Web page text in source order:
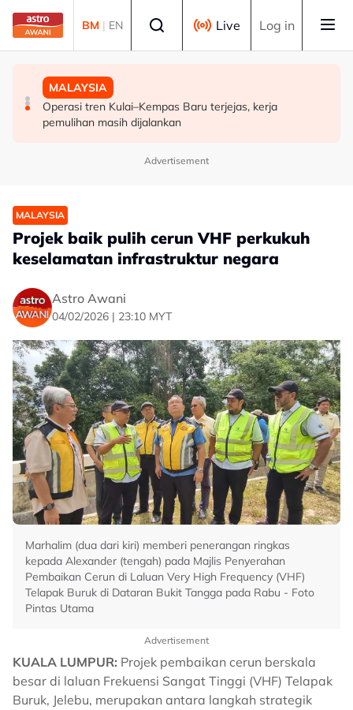
Skip to main content
BM | EN Live Log in
MALAYSIA
FMBA sambut baik arahan PM percepat kelulusan
pekerja asing sektor restoran
POLITIK
'Siapa akan pergi, siapa diperintah pergi? Tunggu dan
lihat'- Zahid
MALAYSIA
Operasi tren Kulai–Kempas Baru terjejas, kerja
pemulihan masih dijalankan
Advertisement
MALAYSIA
Projek baik pulih cerun VHF perkukuh
keselamatan infrastruktur negara
Astro Awani
04/02/2026 | 23:10 MYT
Marhalim (dua dari kiri) memberi penerangan ringkas
kepada Alexander (tengah) pada Majlis Penyerahan
Pembaikan Cerun di Laluan Very High Frequency (VHF)
Telapak Buruk di Dataran Bukit Tangga pada Rabu - Foto
Pintas Utama
Advertisement
KUALA LUMPUR: Projek pembaikan cerun berskala
besar di laluan Frekuensi Sangat Tinggi (VHF) Telapak
Buruk, Jelebu, merupakan antara langkah strategik